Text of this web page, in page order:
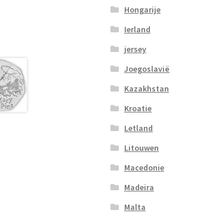
Hongarije
Ierland
jersey
Joegoslavië
Kazakhstan
Kroatie
Letland
Litouwen
Macedonie
Madeira
Malta